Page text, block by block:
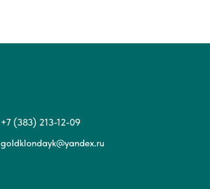
+7 (383) 213-12-09
goldklondayk@yandex.ru